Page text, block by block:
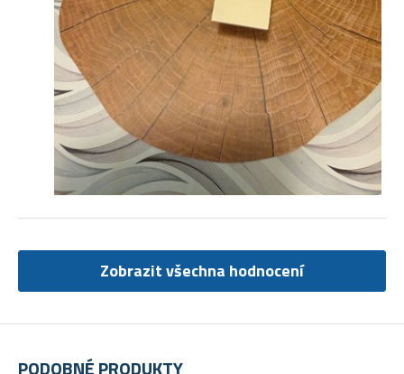
PODOBNÉ PRODUKTY
Zobrazit všechna hodnocení